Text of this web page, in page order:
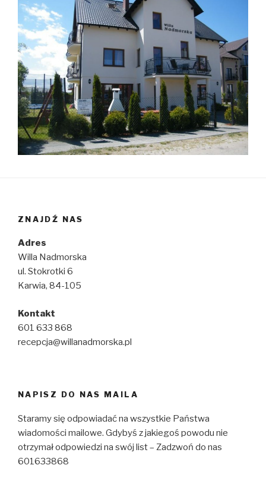
ZNAJDŹ NAS
Adres
Willa Nadmorska
ul. Stokrotki 6
Karwia, 84-105
Kontakt
601 633 868
recepcja@willanadmorska.pl
NAPISZ DO NAS MAILA
Staramy się odpowiadać na wszystkie Państwa
wiadomości mailowe. Gdybyś z jakiegoś powodu nie
otrzymał odpowiedzi na swój list – Zadzwoń do nas
601633868